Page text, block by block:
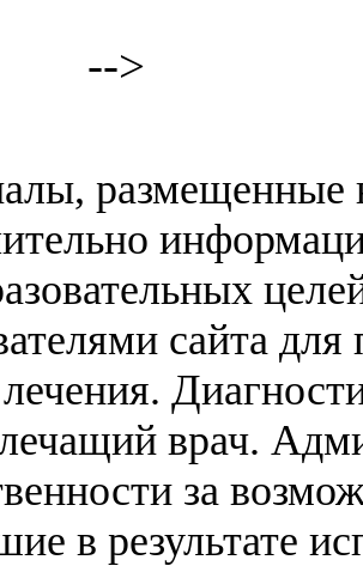
-->
размещенные
сайта
врач.
за
в результате